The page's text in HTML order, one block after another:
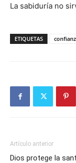
La sabiduría no
ETIQUETAS
Artículo anterior
Dios protege la